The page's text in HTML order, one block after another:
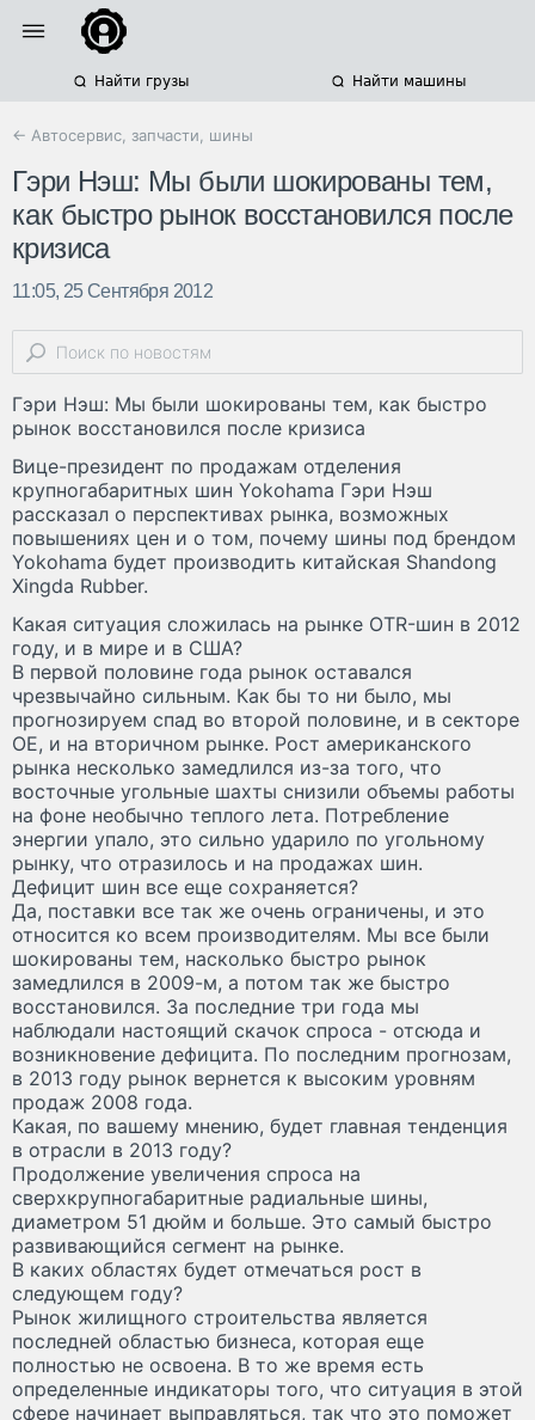
Найти грузы Найти машины
← Автосервис, запчасти, шины
Гэри Нэш: Мы были шокированы тем,
как быстро рынок восстановился после
кризиса
11:05, 25 Сентября 2012
Гэри Нэш: Мы были шокированы тем, как быстро
рынок восстановился после кризиса
Вице-президент по продажам отделения
крупногабаритных шин Yokohama Гэри Нэш
рассказал о перспективах рынка, возможных
повышениях цен и о том, почему шины под брендом
Yokohama будет производить китайская Shandong
Xingda Rubber.
Какая ситуация сложилась на рынке OTR-шин в 2012
году, и в мире и в США?
В первой половине года рынок оставался
чрезвычайно сильным. Как бы то ни было, мы
прогнозируем спад во второй половине, и в секторе
OE, и на вторичном рынке. Рост американского
рынка несколько замедлился из-за того, что
восточные угольные шахты снизили объемы работы
на фоне необычно теплого лета. Потребление
энергии упало, это сильно ударило по угольному
рынку, что отразилось и на продажах шин.
Дефицит шин все еще сохраняется?
Да, поставки все так же очень ограничены, и это
относится ко всем производителям. Мы все были
шокированы тем, насколько быстро рынок
замедлился в 2009-м, а потом так же быстро
восстановился. За последние три года мы
наблюдали настоящий скачок спроса - отсюда и
возникновение дефицита. По последним прогнозам,
в 2013 году рынок вернется к высоким уровням
продаж 2008 года.
Какая, по вашему мнению, будет главная тенденция
в отрасли в 2013 году?
Продолжение увеличения спроса на
сверхкрупногабаритные радиальные шины,
диаметром 51 дюйм и больше. Это самый быстро
развивающийся сегмент на рынке.
В каких областях будет отмечаться рост в
следующем году?
Рынок жилищного строительства является
последней областью бизнеса, которая еще
полностью не освоена. В то же время есть
определенные индикаторы того, что ситуация в этой
сфере начинает выправляться, так что это поможет